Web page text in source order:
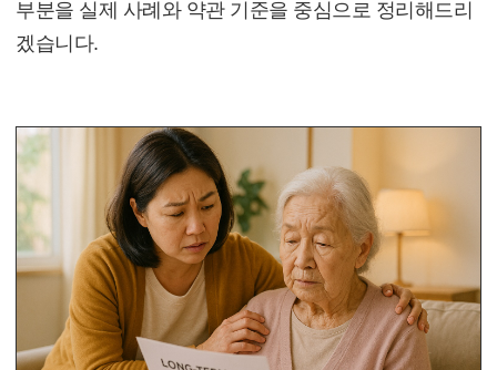
부분을 실제 사례와 약관 기준을 중심으로 정리해드리
겠습니다.